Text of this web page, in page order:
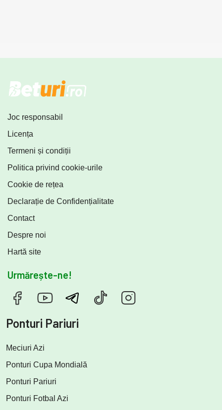
Joc responsabil
Licența
Termeni și condiții
Politica privind cookie-urile
Cookie de rețea
Declarație de Confidențialitate
Contact
Despre noi
Hartă site
Urmărește-ne!
Ponturi Pariuri
Meciuri Azi
Ponturi Cupa Mondială
Ponturi Pariuri
Ponturi Fotbal Azi